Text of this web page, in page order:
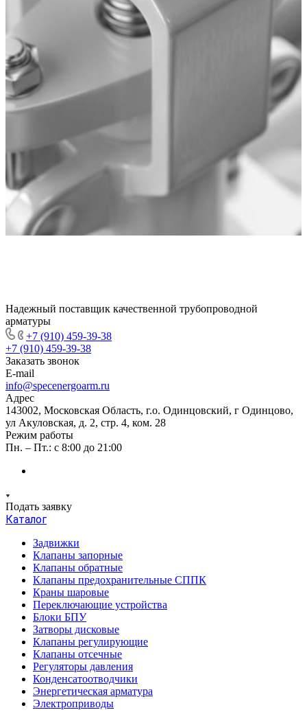
Надежный поставщик качественной трубопроводной
арматуры
+7 (910) 459-39-38
+7 (910) 459-39-38
Заказать звонок
E-mail
info@specenergoarm.ru
Адрес
143002, Московская Область, г.о. Одинцовский, г Одинцово,
ул Акуловская, д. 2, стр. 4, ком. 28
Режим работы
Пн. – Пт.: с 8:00 до 21:00
Подать заявку
Каталог
Задвижки
Клапаны запорные
Клапаны обратные
Клапаны предохранительные СППК
Краны шаровые
Переключающие устройства
Блоки БПУ
Затворы дисковые
Клапаны регулирующие
Клапаны отсечные
Регуляторы давления
Конденсатоотводчики
Энергетическая арматура
Электроприводы